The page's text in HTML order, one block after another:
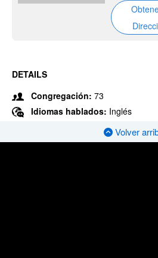
DETAILS
Congregación: 73
Idiomas hablados: Inglés
Volver